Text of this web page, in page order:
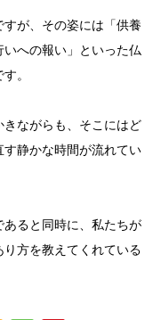
が、その姿には「供養
への報い」といった仏
。
ながらも、そこにはど
静かな時間が流れてい
ると同時に、私たちが
方を教えてくれている